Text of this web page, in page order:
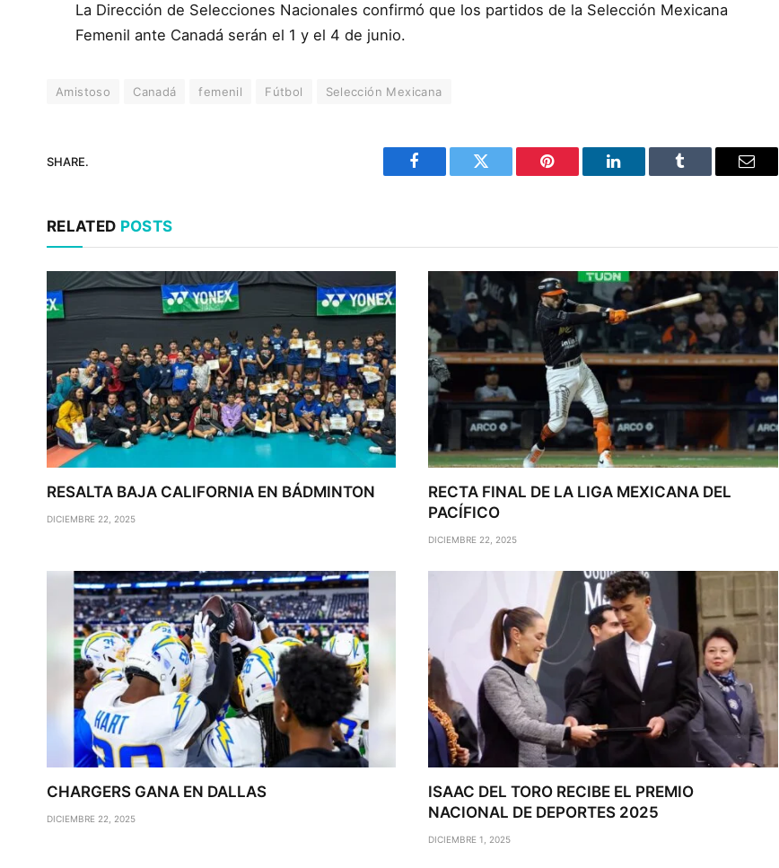
La Dirección de Selecciones Nacionales confirmó que los partidos de la Selección Mexicana
Femenil ante Canadá serán el 1 y el 4 de junio.
Amistoso Canadá femenil Fútbol Selección Mexicana
SHARE.
Facebook Twitter Pinterest LinkedIn Tumblr Email
RELATED POSTS
RESALTA BAJA CALIFORNIA EN BÁDMINTON
DICIEMBRE 22, 2025
RECTA FINAL DE LA LIGA MEXICANA DEL
PACÍFICO
DICIEMBRE 22, 2025
CHARGERS GANA EN DALLAS
DICIEMBRE 22, 2025
ISAAC DEL TORO RECIBE EL PREMIO
NACIONAL DE DEPORTES 2025
DICIEMBRE 1, 2025